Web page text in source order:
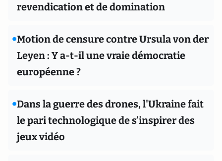
revendication et de domination
•Motion de censure contre Ursula von der
Leyen : Y a-t-il une vraie démocratie
européenne ?
•Dans la guerre des drones, l'Ukraine fait
le pari technologique de s’inspirer des
jeux vidéo